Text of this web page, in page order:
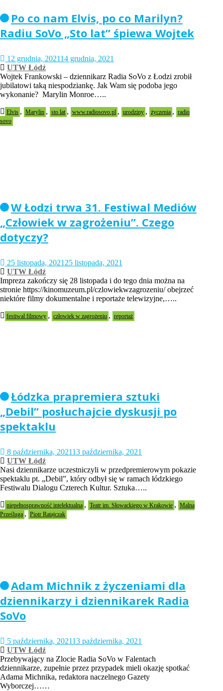
Po co nam Elvis, po co Marilyn?
Radiu SoVo „Sto lat” śpiewa Wojtek
12 grudnia, 202114 grudnia, 2021
UTW Łódź
Wojtek Frankowski – dziennikarz Radia SoVo z Łodzi zrobił
jubilatowi taką niespodziankę. Jak Wam się podoba jego
wykonanie? Marylin Monroe…..
Elvis , Marylin , sto lat , www.radiosovo.pl , urodziny , życzenia , radio
sovo
W Łodzi trwa 31. Festiwal Mediów
„Człowiek w zagrożeniu”. Czego
dotyczy?
25 listopada, 2021 25 listopada, 2021
UTW Łódź
Impreza zakończy się 28 listopada i do tego dnia można na
stronie https://kinomuzeum.pl/czlowiekwzagrozeniu/ obejrzeć
niektóre filmy dokumentalne i reportaże telewizyjne,…..
festiwal filmowy , człowiek w zagrożeniu , reportaż
Łódzka prapremiera sztuki
„Debil” posłuchajcie dyskusji po
spektaklu
8 października, 202113 października, 2021
UTW Łódź
Nasi dziennikarze uczestniczyli w przedpremierowym pokazie
spektaklu pt. „Debil”, który odbył się w ramach łódzkiego
Festiwalu Dialogu Czterech Kultur. Sztuka…..
niepełnosprawność intelektualna , Teatr im. Słowackiego w Krakowie , Malna
Prześluga , Piotr Ratajczak
Adam Michnik z życzeniami dla
dziennikarzy i dziennikarek Radia
SoVo
5 października, 202113 października, 2021
UTW Łódź
Przebywający na Zlocie Radia SoVo w Falentach
dziennikarze, zupełnie przez przypadek mieli okazję spotkać
Adama Michnika, redaktora naczelnego Gazety
Wyborczej……